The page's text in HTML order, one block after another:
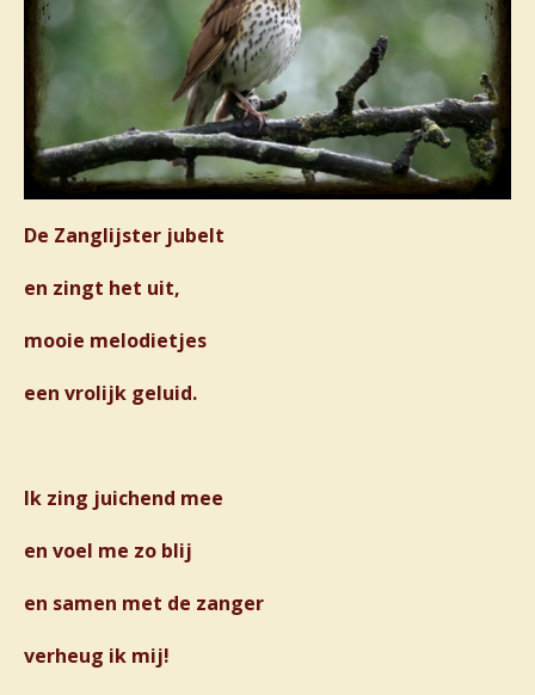
De Zanglijster jubelt
en zingt het uit,
mooie melodietjes
een vrolijk geluid.
Ik zing juichend mee
en voel me zo blij
en samen met de zanger
verheug ik mij!